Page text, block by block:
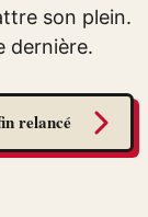
son plein.
dernière.
relancé